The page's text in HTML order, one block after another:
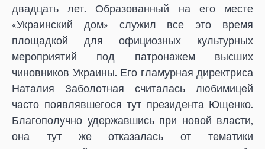
двадцать лет. Образованный на его месте
«Украинский дом» служил все это время
площадкой для официозных культурных
мероприятий под патронажем высших
чиновников Украины. Его гламурная директриса
Наталия Заболотная считалась любимицей
часто появлявшегося тут президента Ющенко.
Благополучно удержавшись при новой власти,
она тут же отказалась от тематики